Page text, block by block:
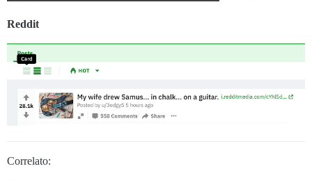
Reddit
Correlato: